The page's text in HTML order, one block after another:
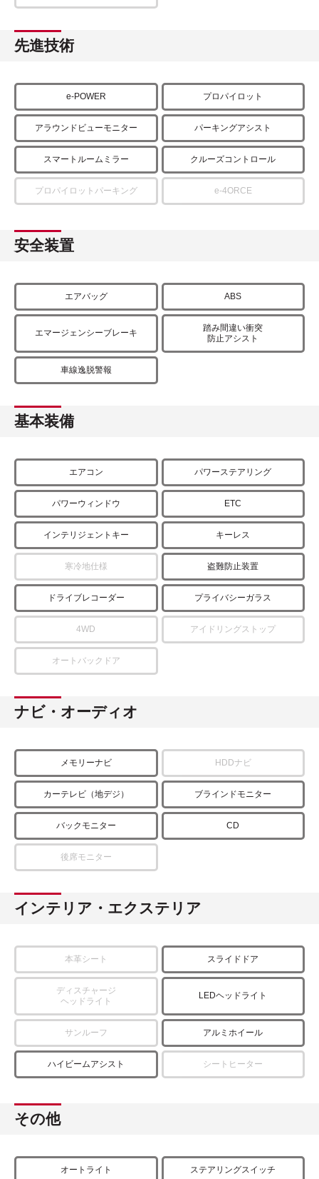
先進技術
e-POWER プロパイロット
アラウンドビューモニター パーキングアシスト
スマートルームミラー クルーズコントロール
プロパイロットパーキング e-4ORCE
安全装置
エアバッグ ABS
エマージェンシーブレーキ
踏み間違い衝突
防止アシスト
車線逸脱警報
基本装備
エアコン パワーステアリング
パワーウィンドウ ETC
インテリジェントキー キーレス
寒冷地仕様 盗難防止装置
ドライブレコーダー プライバシーガラス
4WD アイドリングストップ
オートバックドア
ナビ・オーディオ
メモリーナビ HDDナビ
カーテレビ（地デジ） ブラインドモニター
バックモニター CD
後席モニター
インテリア・エクステリア
本革シート スライドドア
ディスチャージ
ヘッドライト
LEDヘッドライト
サンルーフ アルミホイール
ハイビームアシスト シートヒーター
その他
オートライト ステアリングスイッチ